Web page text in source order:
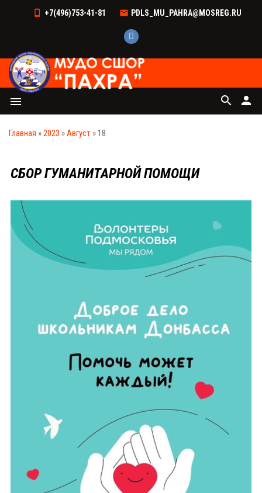
+7(496)753-41-81 PDLS_MU_PAHRA@MOSREG.RU
menu person
search
Главная »2023 »Август » 18
СБОР ГУМАНИТАРНОЙ ПОМОЩИ